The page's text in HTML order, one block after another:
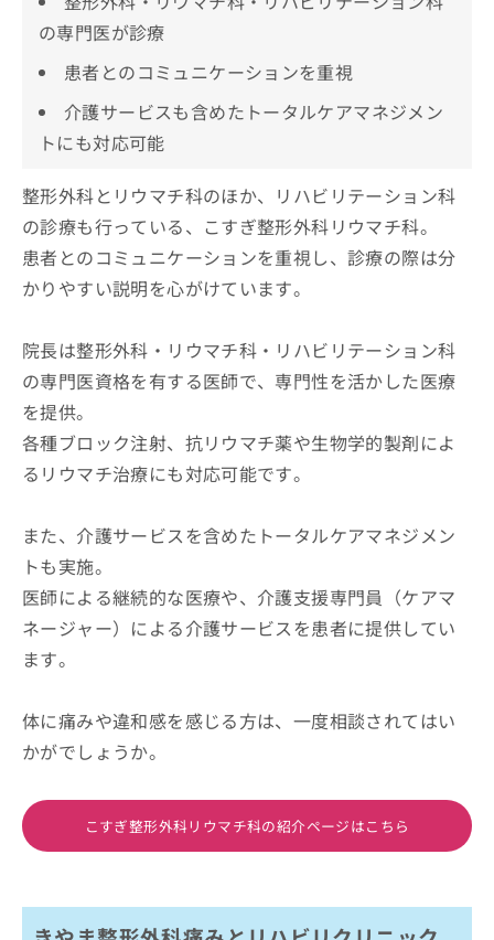
の専門医が診療
患者とのコミュニケーションを重視
介護サービスも含めたトータルケアマネジメン
トにも対応可能
整形外科とリウマチ科のほか、リハビリテーション科
の診療も行っている、こすぎ整形外科リウマチ科。
患者とのコミュニケーションを重視し、診療の際は分
かりやすい説明を心がけています。
院長は整形外科・リウマチ科・リハビリテーション科
の専門医資格を有する医師で、専門性を活かした医療
を提供。
各種ブロック注射、抗リウマチ薬や生物学的製剤によ
るリウマチ治療にも対応可能です。
また、介護サービスを含めたトータルケアマネジメン
トも実施。
医師による継続的な医療や、介護支援専門員（ケアマ
ネージャー）による介護サービスを患者に提供してい
ます。
体に痛みや違和感を感じる方は、一度相談されてはい
かがでしょうか。
こすぎ整形外科リウマチ科の紹介ページはこちら